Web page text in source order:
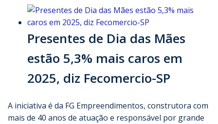
Presentes de Dia das Mães
estão 5,3% mais caros em
2025, diz Fecomercio-SP
A iniciativa é da FG Empreendimentos, construtora com
mais de 40 anos de atuação e responsável por grande